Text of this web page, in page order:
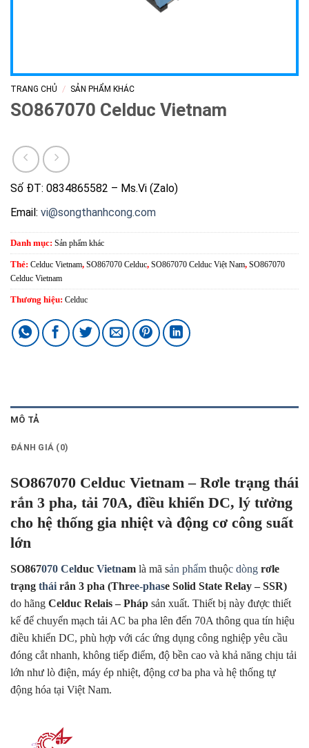
TRANG CHỦ / SẢN PHẨM KHÁC
SO867070 Celduc Vietnam
Số ĐT: 0834865582 – Ms.Vi (Zalo)
Email: vi@songthanhcong.com
Danh mục: Sản phẩm khác
Thẻ: Celduc Vietnam, SO867070 Celduc, SO867070 Celduc Việt Nam, SO867070
Celduc Vietnam
Thương hiệu: Celduc
MÔ TẢ
ĐÁNH GIÁ (0)
SO867070 Celduc Vietnam – Rơle trạng thái
rắn 3 pha, tải 70A, điều khiển DC, lý tưởng
cho hệ thống gia nhiệt và động cơ công suất
lớn
SO867070 Celduc Vietnam là mã sản phẩm thuộc dòng rơle
trạng thái rắn 3 pha (Three-phase Solid State Relay – SSR)
do hãng Celduc Relais – Pháp sản xuất. Thiết bị này được thiết
kế để chuyển mạch tải AC ba pha lên đến 70A thông qua tín hiệu
điều khiển DC, phù hợp với các ứng dụng công nghiệp yêu cầu
đóng cắt nhanh, không tiếp điểm, độ bền cao và khả năng chịu tải
lớn như lò điện, máy ép nhiệt, động cơ ba pha và hệ thống tự
động hóa tại Việt Nam.